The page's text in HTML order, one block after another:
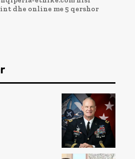
dhe online me 5 qershor